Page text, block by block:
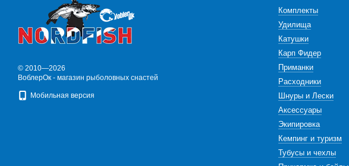
© 2010—2026
ВоблерОк - магазин рыболовных снастей
Мобильная версия
Комплекты
Удилища
Катушки
Карп Фидер
Приманки
Расходники
Шнуры и Лески
Аксессуары
Экипировка
Кемпинг и туризм
Тубусы и чехлы